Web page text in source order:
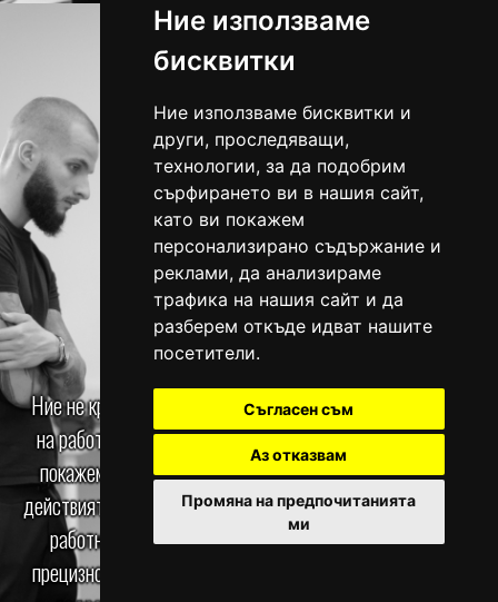
Ние използваме
бисквитки
Ние използваме бисквитки и
други, проследяващи,
технологии, за да подобрим
сърфирането ви в нашия сайт,
като ви покажем
персонализирано съдържание и
реклами, да анализираме
трафика на нашия сайт и да
разберем откъде идват нашите
посетители.
Съгласен съм
Аз отказвам
Промяна на предпочитанията
ми
КУЛТУРА НА
ПРОФЕСИЯТА
Ние не крием от вас информация и нямаме тайни методи
на работа в Head Hunters Barbershop. Напротив, ще ви
покажем правилната позиция, последователността на
действията по време на работа, начини за съкращаване на
работния процес без загуба на качество в услугите,
прецизно бръснене без дразнене на кожата и още много